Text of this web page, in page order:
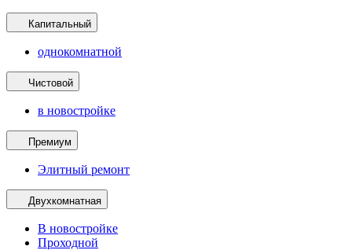
Капитальный
однокомнатной
Чистовой
в новостройке
Премиум
Элитный ремонт
Двухкомнатная
В новостройке
Проходной